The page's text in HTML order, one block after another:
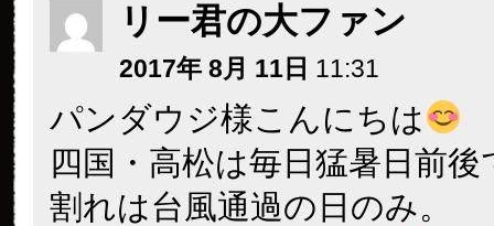
リー君の大ファン
2017年 8月 11日 11:31
パンダウジ様こんにちは
四国・高松は毎日猛暑日前
割れは台風通過の日のみ。